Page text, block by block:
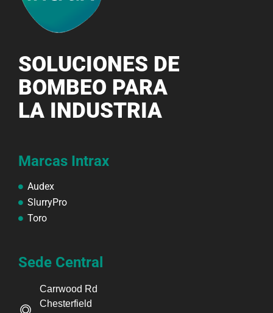
SOLUCIONES DE
BOMBEO PARA
LA INDUSTRIA
Marcas Intrax
Audex
SlurryPro
Toro
Sede Central
Carrwood Rd
Chesterfield